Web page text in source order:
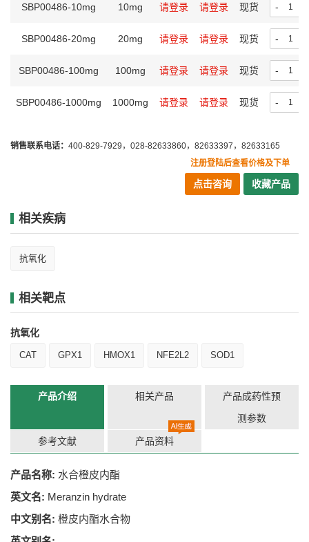
SBP00486-10mg 10mg 请登录 请登录 现货 -
SBP00486-20mg 20mg 请登录 请登录 现货 -
SBP00486-100mg 100mg 请登录 请登录 现货 -
SBP00486-1000mg 1000mg 请登录 请登录 现货 -
销售联系电话： 400-829-7929，028-82633860，82633397，82633165
注册登陆后查看价格及下单
点击咨询 收藏产品
相关疾病
抗氧化
相关靶点
抗氧化
CAT GPX1 HMOX1 NFE2L2 SOD1
产品介绍 相关产品
产品成药性预
测参数
参考文献 产品资料
产品名称: 水合橙皮内酯
英文名: Meranzin hydrate
中文别名: 橙皮内酯水合物